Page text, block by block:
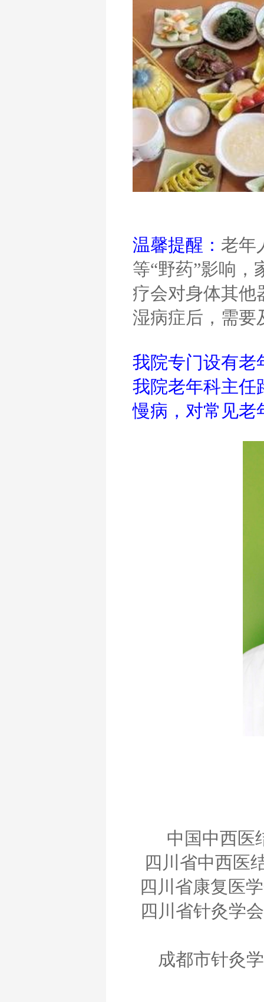
温馨提醒： 老年
等“野药”影响，
疗会对身体其他
湿病症后，需要
我院专门设有老
我院老年科主任
慢病，对常见老
中国中西医
四川省中西医
四川省康复医
四川省针灸学
成都市针灸